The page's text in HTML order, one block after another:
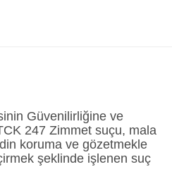
Güvenilirliğine ve
247 Zimmet suçu, mala
koruma ve gözetmekle
şeklinde işlenen suç